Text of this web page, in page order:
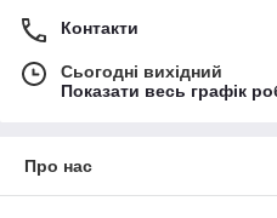
Контакти
Сьогодні вихідний
Показати весь графік
Про нас